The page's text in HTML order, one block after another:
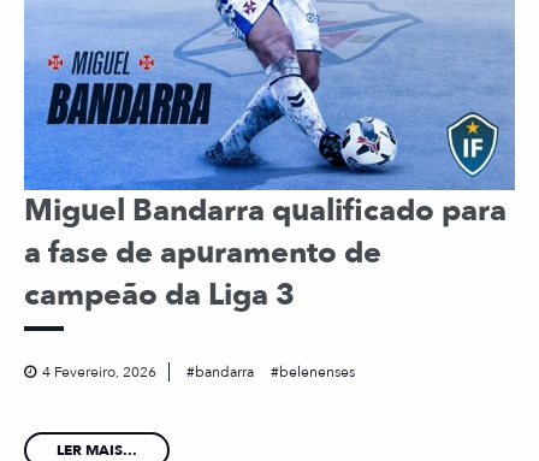
Miguel Bandarra qualificado para
a fase de apuramento de
campeão da Liga 3
4 Fevereiro, 2026 bandarra belenenses
LER MAIS...